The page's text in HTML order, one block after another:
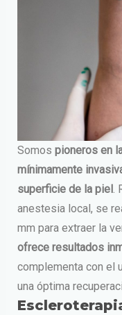
Somos pioneros en
mínimamente
superficie de la piel .
anestesia local, se
mm para extraer la
ofrece resultados
complementa con el
una óptima